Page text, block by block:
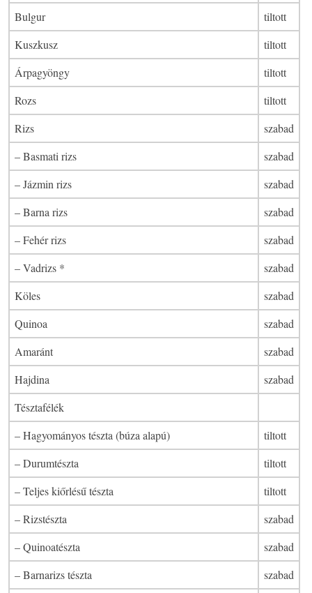
Bulgur
tiltott
Kuszkusz
tiltott
Árpagyöngy
tiltott
Rozs
tiltott
Rizs
szabad
– Basmati rizs
szabad
– Jázmin rizs
szabad
– Barna rizs
szabad
– Fehér rizs
szabad
– Vadrizs *
szabad
Köles
szabad
Quinoa
szabad
Amaránt
szabad
Hajdina
szabad
Tésztafélék
– Hagyományos tészta (búza alapú)
tiltott
– Durumtészta
tiltott
– Teljes kiőrlésű tészta
tiltott
– Rizstészta
szabad
– Quinoatészta
szabad
– Barnarizs tészta
szabad